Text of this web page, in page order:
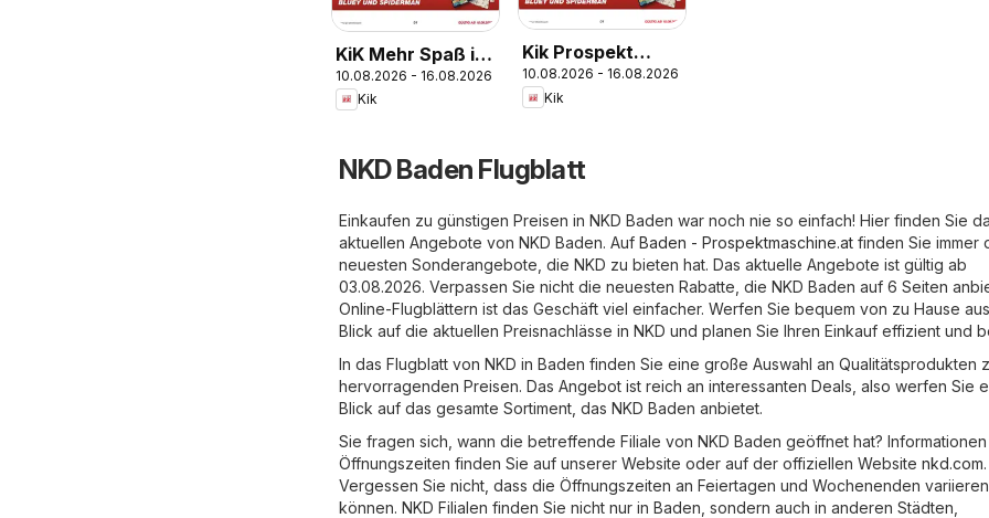
KiK Mehr Spaß in
der Schule
10.08.2026 - 16.08.2026
Kik
Kik Prospekt
aktuell
10.08.2026 - 16.08.2026
Kik
NKD Baden Flugblatt
Einkaufen zu günstigen Preisen in NKD Baden war noch nie so einfach! Hier finden Sie
aktuellen Angebote von NKD Baden. Auf Baden - Prospektmaschine.at finden Sie immer
neuesten Sonderangebote, die NKD zu bieten hat. Das aktuelle Angebote ist gültig ab
03.08.2026. Verpassen Sie nicht die neuesten Rabatte, die NKD Baden auf 6 Seiten
Online-Flugblättern ist das Geschäft viel einfacher. Werfen Sie bequem von zu Hause
Blick auf die aktuellen Preisnachlässe in NKD und planen Sie Ihren Einkauf effizient und
In das Flugblatt von NKD in Baden finden Sie eine große Auswahl an Qualitätsprodukten
hervorragenden Preisen. Das Angebot ist reich an interessanten Deals, also werfen Sie
Blick auf das gesamte Sortiment, das NKD Baden anbietet.
Sie fragen sich, wann die betreffende Filiale von NKD Baden geöffnet hat?
Öffnungszeiten finden Sie auf unserer Website oder auf der offiziellen Website nkd.com.
Vergessen Sie nicht, dass die Öffnungszeiten an Feiertagen und Wochenenden variieren
können. NKD Filialen finden Sie nicht nur in Baden, sondern auch in anderen Städten,